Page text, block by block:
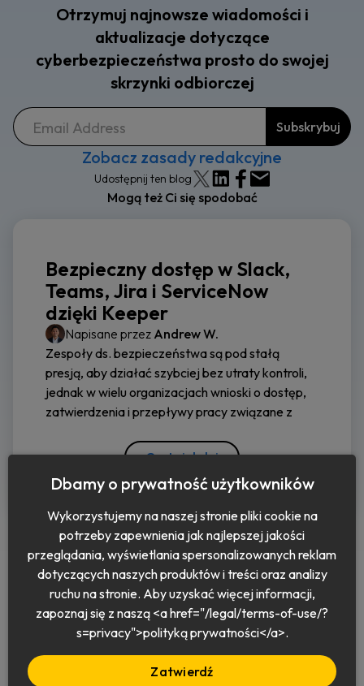
Otrzymuj najnowsze wiadomości i
aktualizacje dotyczące
cyberbezpieczeństwa prosto do swojej
skrzynki odbiorczej
Zobacz zasady redakcyjne
Udostępnij ten blog
Mogą też Ci się spodobać
Bezpieczny dostęp w Slack,
Teams, Jira i ServiceNow
dzięki Keeper
Napisane przez Andrew W.
Zespoły ds. bezpieczeństwa są pod stałą
presją, aby działać szybciej bez utraty kontroli,
jednak w wielu organizacjach wnioski o dostęp,
zatwierdzenia i przepływy pracy związane z
Czytaj dalej
Polski
Dbamy o prywatność użytkowników
Wykorzystujemy na naszej stronie pliki cookie na
potrzeby zapewnienia jak najlepszej jakości
przeglądania, wyświetlania spersonalizowanych reklam
dotyczących naszych produktów i treści oraz analizy
ruchu na stronie. Aby uzyskać więcej informacji,
zapoznaj się z naszą <a href="/legal/terms-of-use/?
s=privacy">polityką prywatności</a>.
Zatwierdź